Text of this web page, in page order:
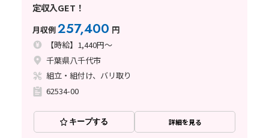
定収入GET！
月収例257,400 円
【時給】1,440円～
千葉県八千代市
組立・組付け、バリ取り
62534-00
キープする 詳細を見る